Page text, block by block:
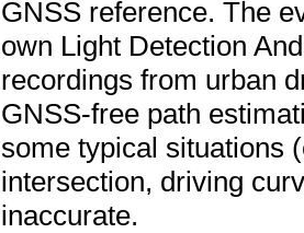
GNSS reference. The
own Light Detection
recordings from urban
GNSS-free path
some typical situations
intersection, driving
inaccurate.